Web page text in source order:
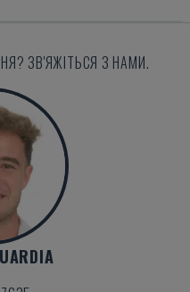
ЗВ'ЯЖІТЬСЯ З НАМИ.